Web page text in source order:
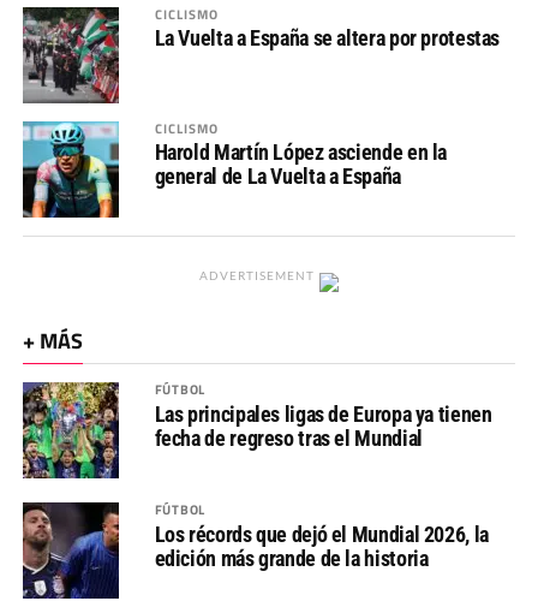
CICLISMO
La Vuelta a España se altera por protestas
CICLISMO
Harold Martín López asciende en la
general de La Vuelta a España
ADVERTISEMENT
+ MÁS
FÚTBOL
Las principales ligas de Europa ya tienen
fecha de regreso tras el Mundial
FÚTBOL
Los récords que dejó el Mundial 2026, la
edición más grande de la historia